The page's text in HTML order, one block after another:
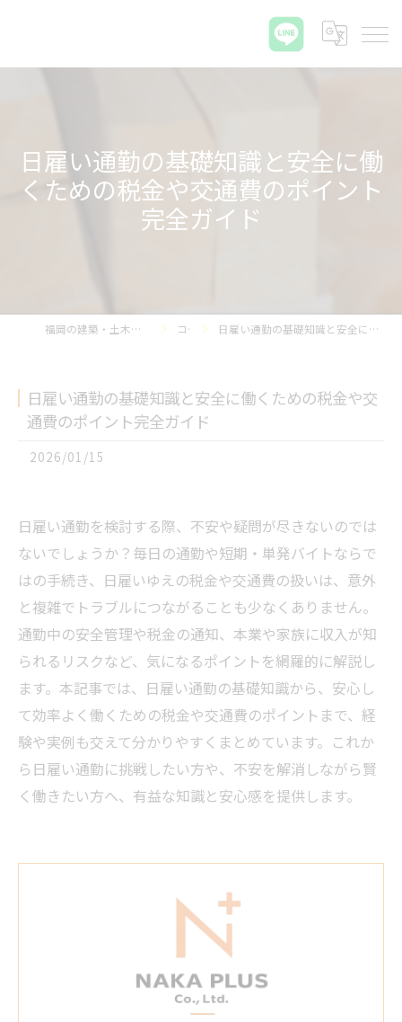
日雇い通勤の基礎知識と安全に働
くための税金や交通費のポイント
完全ガイド
福岡の建築・土木・解体なら那珂プラス株式会社 コラム 日雇い通勤の基礎知識と安全に働くための税金や交通費のポイント完全ガイド
日雇い通勤の基礎知識と安全に働くための税金や交
通費のポイント完全ガイド
2026/01/15
日雇い通勤を検討する際、不安や疑問が尽きないのでは
ないでしょうか？毎日の通勤や短期・単発バイトならで
はの手続き、日雇いゆえの税金や交通費の扱いは、意外
と複雑でトラブルにつながることも少なくありません。
通勤中の安全管理や税金の通知、本業や家族に収入が知
られるリスクなど、気になるポイントを網羅的に解説し
ます。本記事では、日雇い通勤の基礎知識から、安心し
て効率よく働くための税金や交通費のポイントまで、経
験や実例も交えて分かりやすくまとめています。これか
ら日雇い通勤に挑戦したい方や、不安を解消しながら賢
く働きたい方へ、有益な知識と安心感を提供します。